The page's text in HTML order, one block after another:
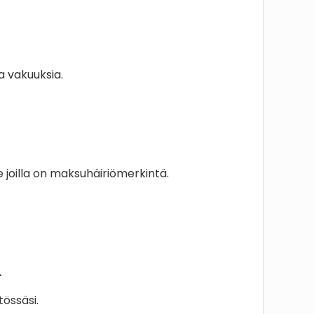
vakuuksia.
on maksuhäiriömerkintä.